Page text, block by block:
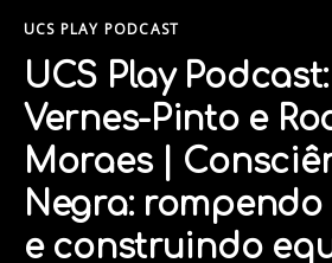
UCS PLAY PODCAST
UCS Play
Vernes-Pinto e
Moraes |
Negra:
e construindo